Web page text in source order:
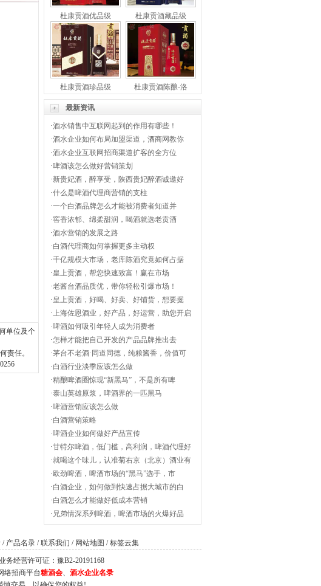
单位及个
责任。
杜康贡酒优品级 杜康贡酒藏品级
杜康贡酒珍品级 杜康贡酒陈酿-洛
最新资讯
·酒水销售中互联网起到的作用有哪些！
·酒水企业如何布局加盟渠道，酒商网教你
·酒水企业互联网招商渠道扩客的全方位
·啤酒该怎么做好营销策划
·新贵妃酒，醉享受，陕西贵妃醉酒诚邀好
·什么是啤酒代理商营销的支柱
·一个白酒品牌怎么才能被消费者知道并
·窖香浓郁、绵柔甜润，喝酒就选老贡酒
·酒水营销的发展之路
·白酒代理商如何掌握更多主动权
·千亿规模大市场，老库陈酒究竟如何占据
·皇上贡酒，帮您快速致富！赢在市场
·老酱台酒品质优，带你轻松引爆市场！
·皇上贡酒，好喝、好卖、好铺货，想要掘
·上海佐恩酒业，好产品，好运营，助您开启
·啤酒如何吸引年轻人成为消费者
·怎样才能把自己开发的产品品牌推出去
·茅台不老酒·同道同德，纯粮酱香，价值可
·白酒行业淡季应该怎么做
·精酿啤酒圈惊现“新黑马”，不是所有啤
·泰山英雄原浆，啤酒界的一匹黑马
·啤酒营销应该怎么做
·白酒营销策略
·啤酒企业如何做好产品宣传
·甘特尔啤酒，低门槛，高利润，啤酒代理好
·就喝这个味儿，认准菊右京（北京）酒业有
·欧劲啤酒，啤酒市场的“黑马”选手，市
·白酒企业，如何做到快速占据大城市的白
·白酒怎么才能做好低成本营销
· 兄弟情深系列啤酒，啤酒市场的火爆好品
/ 产品名录 /联系我们 / 网站地图 /标签云集
务经营许可证：豫B2-20191168
络招商平台糖酒会、 酒水企业名录